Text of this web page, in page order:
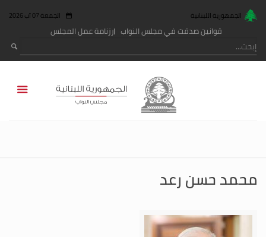
الجمهورية اللبنانية الجمعة 07 آب 2026
قوانين صدقت في مجلس النواب رزنامة عمل المجلس
محمد حسن رعد